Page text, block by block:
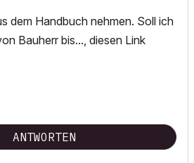
dem Handbuch nehmen. Soll ich
Bauherr bis..., diesen Link
ANTWORTEN